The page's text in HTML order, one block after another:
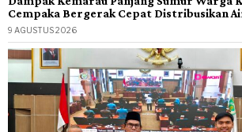
Cempaka Bergerak Cepat Distribusikan
9 AGUSTUS 2026